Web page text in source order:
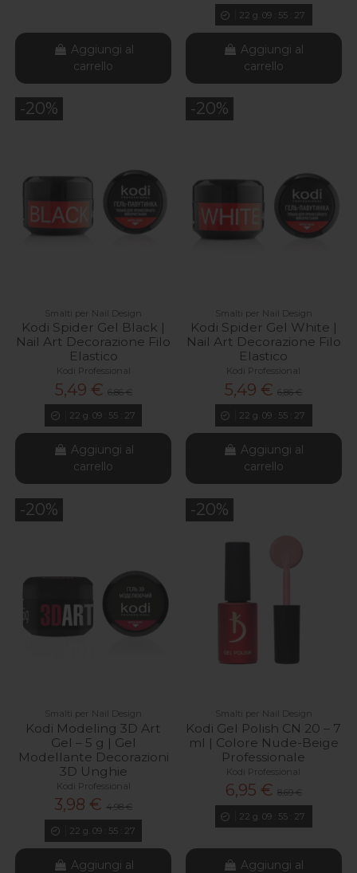
Aggiungi al
carrello
22 g. 09 55 26
Aggiungi al
carrello
-20%
Smalti per Nail Design
Kodi Spider Gel Black |
Nail Art Decorazione Filo
Elastico
Kodi Professional
5,49 € 6,86 €
22 g. 09 55 26
Aggiungi al
carrello
-20%
Smalti per Nail Design
Kodi Spider Gel White |
Nail Art Decorazione Filo
Elastico
Kodi Professional
5,49 €6,86 €
22 g. 09 55 26
Aggiungi al
carrello
-20%
Smalti per Nail Design
Kodi Modeling 3D Art
Gel – 5 g | Gel
Modellante Decorazioni
3D Unghie
Kodi Professional
3,98 € 4,98 €
22 g. 09 55 26
Aggiungi al
-20%
Smalti per Nail Design
Kodi Gel Polish CN 20 – 7
ml | Colore Nude-Beige
Professionale
Kodi Professional
6,95 € 8,69 €
22 g. 09 55 26
Aggiungi al